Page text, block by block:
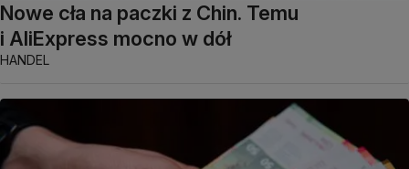
Nowe cła na paczki z Chin. Temu
i AliExpress mocno w dół
HANDEL